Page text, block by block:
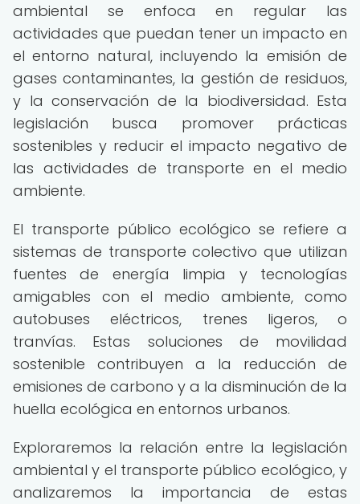
ambiental se enfoca en regular las
actividades que puedan tener un impacto en
el entorno natural, incluyendo la emisión de
gases contaminantes, la gestión de residuos,
y la conservación de la biodiversidad. Esta
legislación busca promover prácticas
sostenibles y reducir el impacto negativo de
las actividades de transporte en el medio
ambiente.
El transporte público ecológico se refiere a
sistemas de transporte colectivo que utilizan
fuentes de energía limpia y tecnologías
amigables con el medio ambiente, como
autobuses eléctricos, trenes ligeros, o
tranvías. Estas soluciones de movilidad
sostenible contribuyen a la reducción de
emisiones de carbono y a la disminución de la
huella ecológica en entornos urbanos.
Exploraremos la relación entre la legislación
ambiental y el transporte público ecológico, y
analizaremos la importancia de estas